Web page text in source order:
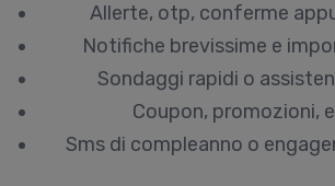
Allerte, otp, conferme
Notifiche brevissime e
Sondaggi rapidi o
Coupon, promozioni,
Sms di compleanno o